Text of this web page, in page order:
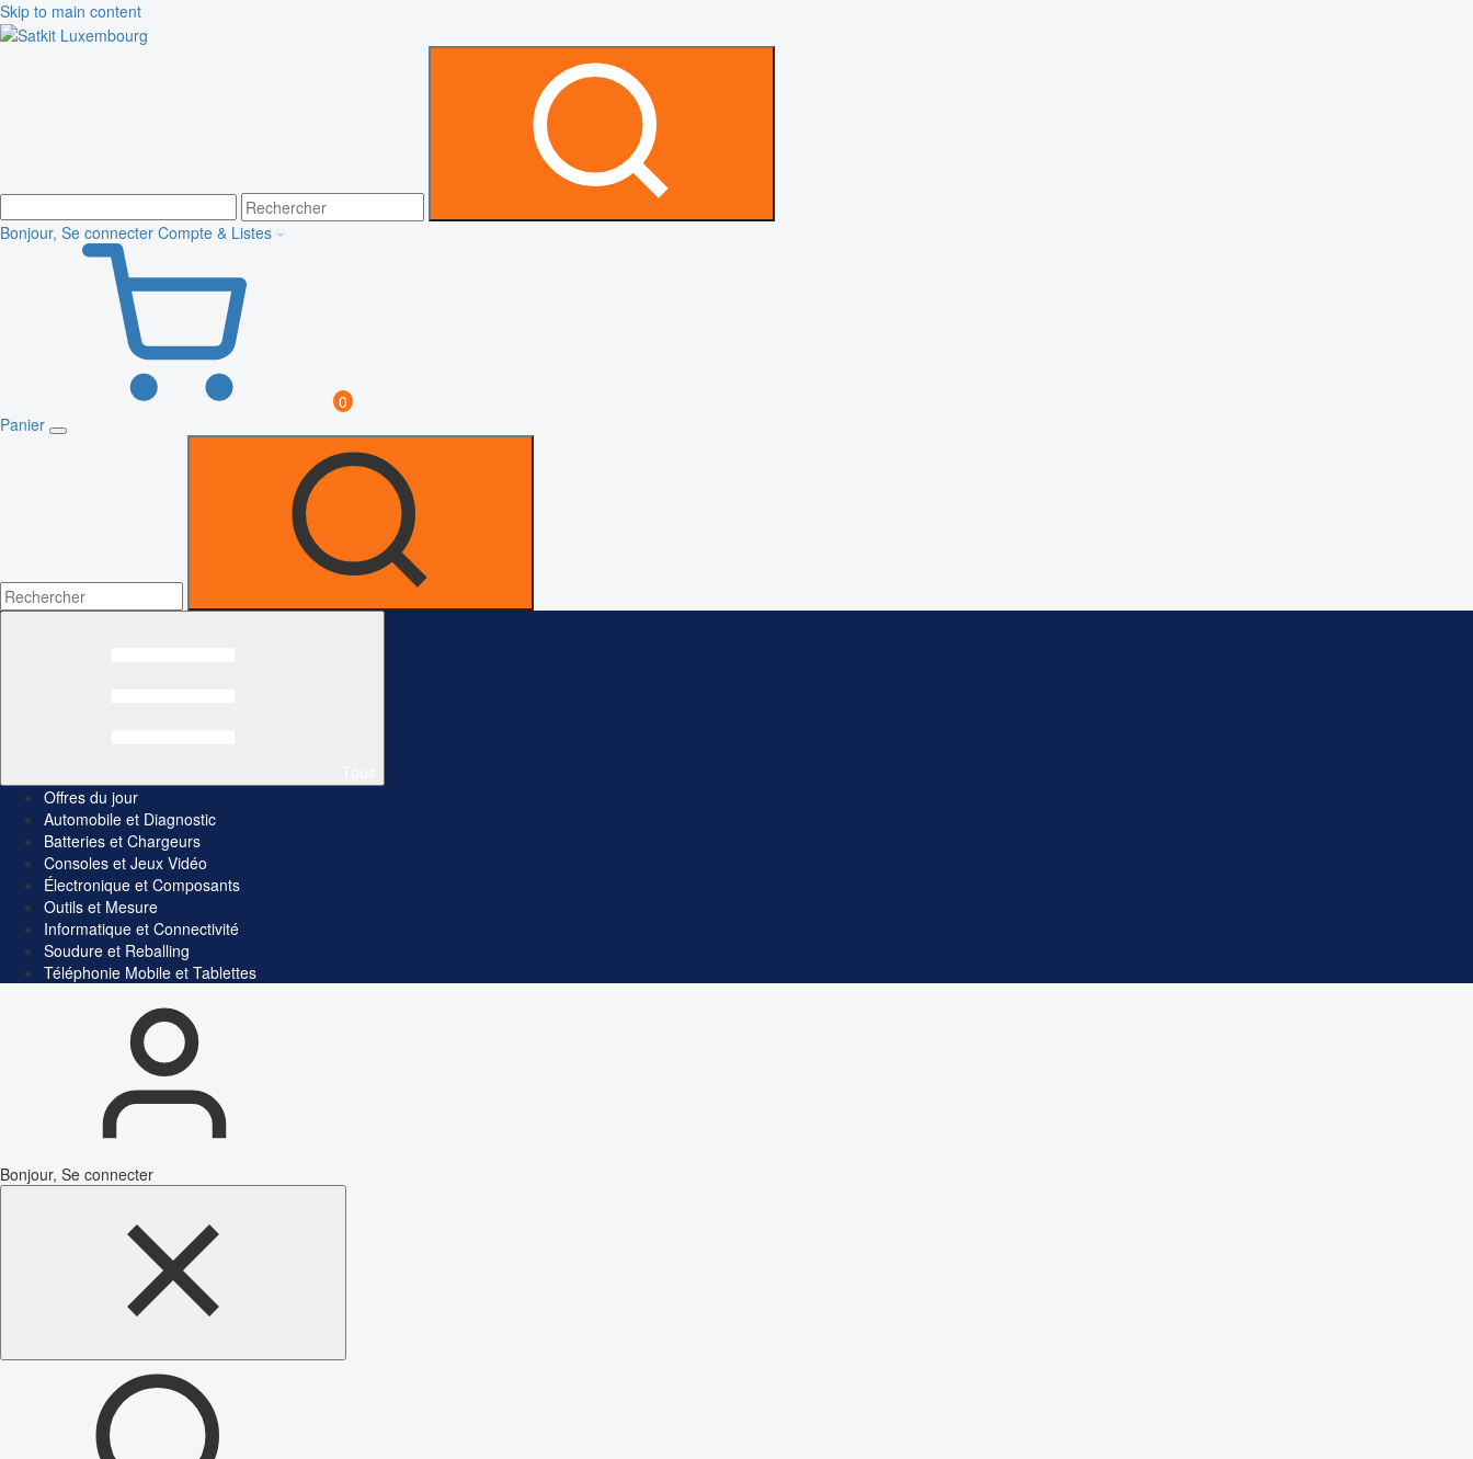
Skip to main content
Bonjour, Se connecter Compte & Listes
0
Panier
Offres du jour
Automobile et Diagnostic
Batteries et Chargeurs
Consoles et Jeux Vidéo
Électronique et Composants
Outils et Mesure
Informatique et Connectivité
Soudure et Reballing
Téléphonie Mobile et Tablettes
Bonjour, Se connecter